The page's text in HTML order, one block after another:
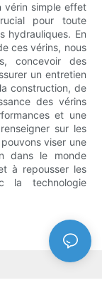
vérin simple effet
pour toute
hydrauliques. En
ces vérins, nous
concevoir des
un entretien
construction, de
des vérins
et une
sur les
viser une
dans le monde
à repousser les
la technologie